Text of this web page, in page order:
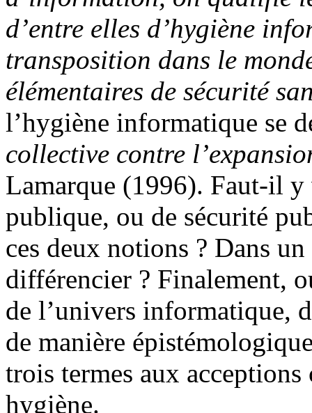
d’entre elles d’hygiène
transposition dans le
élémentaires de sécurité
l’hygiène informatique se
collective contre
Lamarque (1996). Faut-il y
publique, ou de sécurité
ces deux notions ? Dans
différencier ? Finalement,
de l’univers informatique,
de manière
trois termes aux acceptions
hygiène.